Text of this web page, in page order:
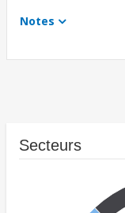
Notes
Secteurs